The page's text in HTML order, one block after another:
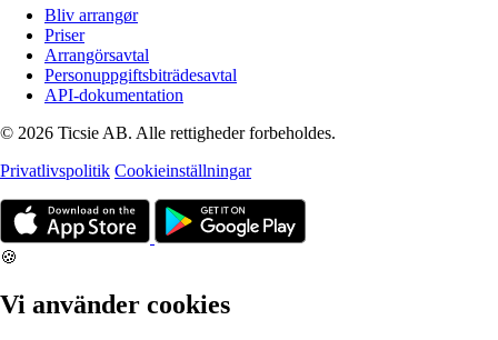
Bliv arrangør
Priser
Arrangörsavtal
Personuppgiftsbiträdesavtal
API-dokumentation
© 2026 Ticsie AB. Alle rettigheder forbeholdes.
Privatlivspolitik Cookieinställningar
🍪
Vi använder cookies